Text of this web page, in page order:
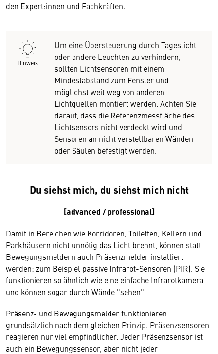
den Expert:innen und Fachkräften.
Hinweis
Um eine Übersteuerung durch Tageslicht
oder andere Leuchten zu verhindern,
sollten Lichtsensoren mit einem
Mindestabstand zum Fenster und
möglichst weit weg von anderen
Lichtquellen montiert werden. Achten Sie
darauf, dass die Referenzmessfläche des
Lichtsensors nicht verdeckt wird und
Sensoren an nicht verstellbaren Wänden
oder Säulen befestigt werden.
Du siehst mich, du siehst mich nicht
[advanced / professional]
Damit in Bereichen wie Korridoren, Toiletten, Kellern und
Parkhäusern nicht unnötig das Licht brennt, können statt
Bewegungsmeldern auch Präsenzmelder installiert
werden: zum Beispiel passive Infrarot-Sensoren (PIR). Sie
funktionieren so ähnlich wie eine einfache Infrarotkamera
und können sogar durch Wände "sehen".
Präsenz- und Bewegungsmelder funktionieren
grundsätzlich nach dem gleichen Prinzip. Präsenzsensoren
reagieren nur viel empfindlicher. Jeder Präsenzsensor ist
auch ein Bewegungssensor, aber nicht jeder